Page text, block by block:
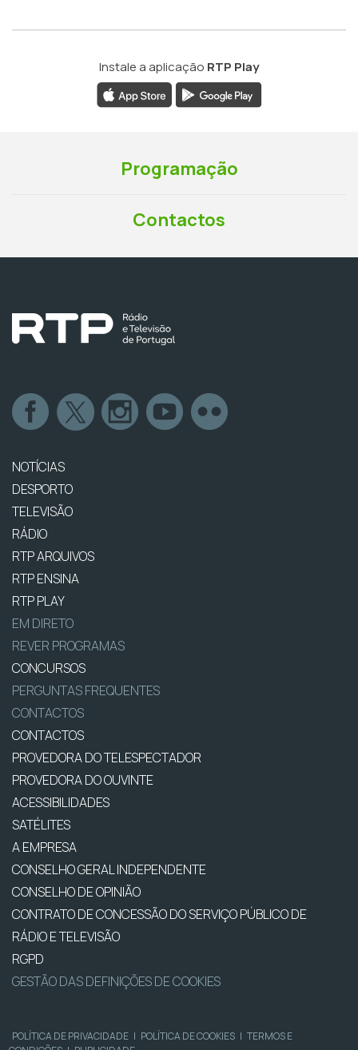
Instale a aplicação RTP Play
Programação
Contactos
NOTÍCIAS
DESPORTO
TELEVISÃO
RÁDIO
RTP ARQUIVOS
RTP ENSINA
RTP PLAY
EM DIRETO
REVER PROGRAMAS
CONCURSOS
PERGUNTAS FREQUENTES
CONTACTOS
CONTACTOS
PROVEDORA DO TELESPECTADOR
PROVEDORA DO OUVINTE
ACESSIBILIDADES
SATÉLITES
A EMPRESA
CONSELHO GERAL INDEPENDENTE
CONSELHO DE OPINIÃO
CONTRATO DE CONCESSÃO DO SERVIÇO PÚBLICO DE
RÁDIO E TELEVISÃO
RGPD
GESTÃO DAS DEFINIÇÕES DE COOKIES
POLÍTICA DE PRIVACIDADE | POLÍTICA DE COOKIES | TERMOS E